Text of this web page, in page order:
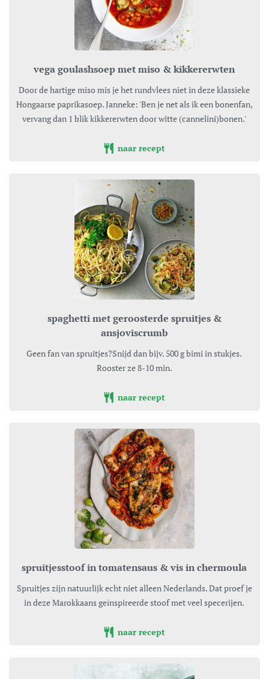
vega goulashsoep met miso & kikkererwten
Door de hartige miso mis je het rundvlees niet in deze klassieke
Hongaarse paprikasoep. Janneke: 'Ben je net als ik een bonenfan,
vervang dan 1 blik kikkererwten door witte (cannelini)bonen.'
naar recept
spaghetti met geroosterde spruitjes &
ansjoviscrumb
Geen fan van spruitjes?Snijd dan bijv. 500 g bimi in stukjes.
Rooster ze 8-10 min.
naar recept
spruitjesstoof in tomatensaus & vis in chermoula
Spruitjes zijn natuurlijk echt niet alleen Nederlands. Dat proef je
in deze Marokkaans geïnspireerde stoof met veel specerijen.
naar recept